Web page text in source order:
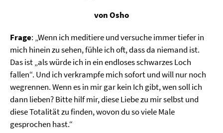
von Osho
Frage: „Wenn ich meditiere und versuche immer tiefer in
mich hinein zu sehen, fühle ich oft, dass da niemand ist.
Das ist „als würde ich in ein endloses schwarzes Loch
fallen“. Und ich verkrampfe mich sofort und will nur noch
wegrennen. Wenn es in mir gar kein Ich gibt, wen soll ich
dann lieben? Bitte hilf mir, diese Liebe zu mir selbst und
diese Totalität zu finden, wovon du so viele Male
gesprochen hast.“